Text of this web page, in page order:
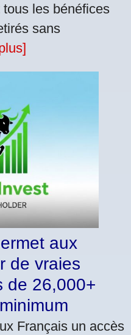
les bénéfices
sans
aux
de vraies
de 26,000+
Français un accès